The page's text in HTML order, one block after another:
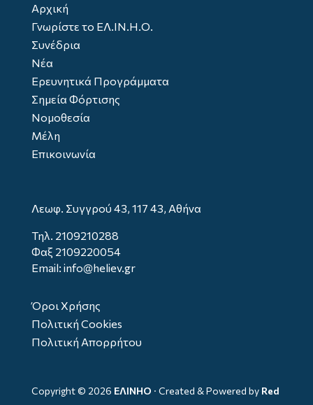
Αρχική
Γνωρίστε το ΕΛ.ΙΝ.Η.Ο.
Συνέδρια
Νέα
Ερευνητικά Προγράμματα
Σημεία Φόρτισης
Νομοθεσία
Μέλη
Επικοινωνία
Λεωφ. Συγγρού 43, 117 43, Αθήνα
Τηλ. 2109210288
Φαξ 2109220054
Email: info@heliev.gr
Όροι Χρήσης
Πολιτική Cookies
Πολιτική Απορρήτου
Copyright © 2026 ΕΛΙΝΗΟ · Created & Powered by Red